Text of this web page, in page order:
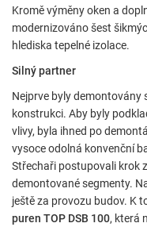
Kromě výměny oken a
modernizováno šest
hlediska tepelné izolace.
Silný partner
Nejprve byly demontovány
konstrukci. Aby byly
vlivy, byla ihned po
vysoce odolná konvenční
Střechaři postupovali krok
demontované segmenty.
ještě za provozu budov. K
puren TOP DSB 100, která